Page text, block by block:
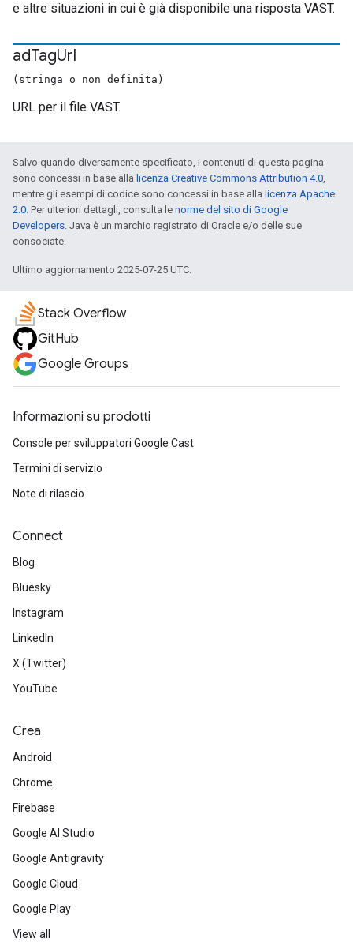
e altre situazioni in cui è già disponibile una risposta VAST.
adTagUrl
(stringa o non definita)
URL per il file VAST.
Salvo quando diversamente specificato, i contenuti di questa pagina
sono concessi in base alla licenza Creative Commons Attribution 4.0,
mentre gli esempi di codice sono concessi in base alla licenza Apache
2.0. Per ulteriori dettagli, consulta le norme del sito di Google
Developers. Java è un marchio registrato di Oracle e/o delle sue
consociate.
Ultimo aggiornamento 2025-07-25 UTC.
Stack Overflow
GitHub
Google Groups
Informazioni su prodotti
Console per sviluppatori Google Cast
Termini di servizio
Note di rilascio
Connect
Blog
Bluesky
Instagram
LinkedIn
X (Twitter)
YouTube
Crea
Android
Chrome
Firebase
Google AI Studio
Google Antigravity
Google Cloud
Google Play
View all